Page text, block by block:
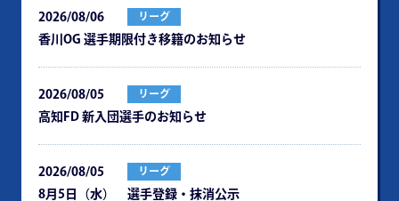
2026/08/06 リーグ
⾹川OG 選⼿期限付き移籍のお知らせ
2026/08/05 リーグ
⾼知FD 新⼊団選⼿のお知らせ
2026/08/05 リーグ
8月5日（水） 選手登録・抹消公示